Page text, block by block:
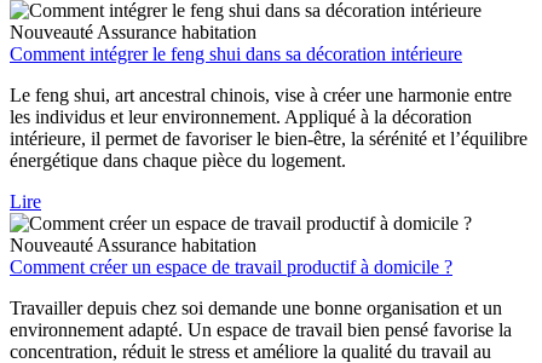
Nouveauté Assurance habitation
Comment intégrer le feng shui dans sa décoration intérieure
Le feng shui, art ancestral chinois, vise à créer une harmonie entre
les individus et leur environnement. Appliqué à la décoration
intérieure, il permet de favoriser le bien-être, la sérénité et l’équilibre
énergétique dans chaque pièce du logement.
Lire
Nouveauté Assurance habitation
Comment créer un espace de travail productif à domicile ?
Travailler depuis chez soi demande une bonne organisation et un
environnement adapté. Un espace de travail bien pensé favorise la
concentration, réduit le stress et améliore la qualité du travail au